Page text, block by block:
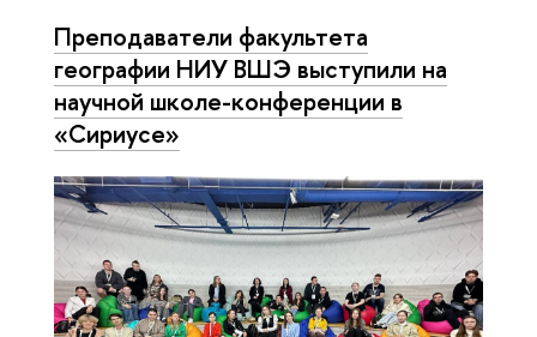
Преподаватели факультета
географии НИУ ВШЭ выступили на
научной школе-конференции в
«Сириусе»